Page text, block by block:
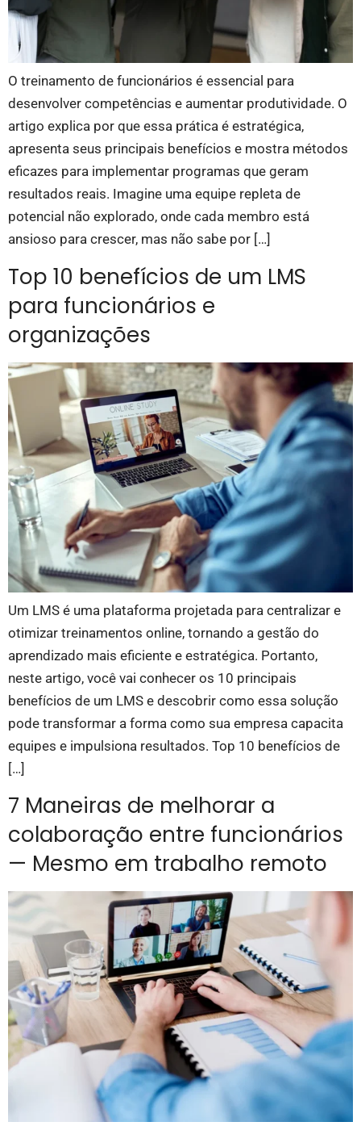
O treinamento de funcionários é essencial para
desenvolver competências e aumentar produtividade. O
artigo explica por que essa prática é estratégica,
apresenta seus principais benefícios e mostra métodos
eficazes para implementar programas que geram
resultados reais. Imagine uma equipe repleta de
potencial não explorado, onde cada membro está
ansioso para crescer, mas não sabe por […]
Top 10 benefícios de um LMS
para funcionários e
organizações
Um LMS é uma plataforma projetada para centralizar e
otimizar treinamentos online, tornando a gestão do
aprendizado mais eficiente e estratégica. Portanto,
neste artigo, você vai conhecer os 10 principais
benefícios de um LMS e descobrir como essa solução
pode transformar a forma como sua empresa capacita
equipes e impulsiona resultados. Top 10 benefícios de
[…]
7 Maneiras de melhorar a
colaboração entre funcionários
— Mesmo em trabalho remoto